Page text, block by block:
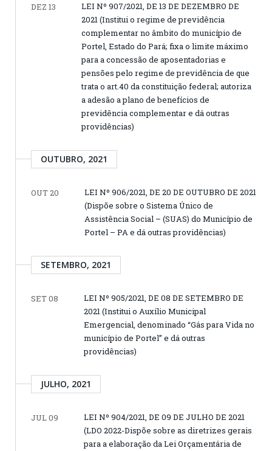
DEZ 13
LEI Nº 907/2021, DE 13 DE DEZEMBRO DE
2021 (Institui o regime de previdência
complementar no âmbito do município de
Portel, Estado do Pará; fixa o limite máximo
para a concessão de aposentadorias e
pensões pelo regime de previdência de que
trata o art.40 da constituição federal; autoriza
a adesão a plano de benefícios de
previdência complementar e dá outras
providências)
OUTUBRO, 2021
OUT 20
LEI Nº 906/2021, DE 20 DE OUTUBRO DE 2021
(Dispõe sobre o Sistema Único de
Assistência Social – (SUAS) do Município de
Portel – PA e dá outras providências)
SETEMBRO, 2021
SET 08
LEI Nº 905/2021, DE 08 DE SETEMBRO DE
2021 (Institui o Auxílio Municipal
Emergencial, denominado “Gás para Vida no
município de Portel” e dá outras
providências)
JULHO, 2021
JUL 09
LEI Nº 904/2021, DE 09 DE JULHO DE 2021
(LDO 2022-Dispõe sobre as diretrizes gerais
para a elaboração da Lei Orçamentária de